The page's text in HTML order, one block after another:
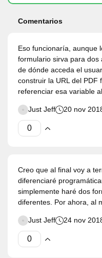
Comentarios
Eso funcionaría, aunque
formulario sirva para dos
de dónde acceda el
construir la URL del PDF
referenciar esa variable
Just Jeff 20 nov
Creo que al final voy a
diferenciaré
simplemente haré dos
diferentes. Por ahora, al
Just Jeff 24 nov